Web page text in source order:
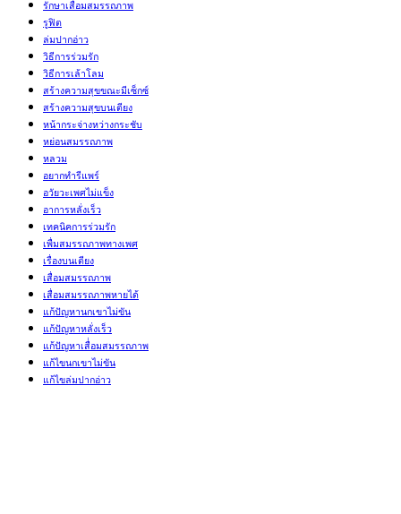
รักษาเสื่อมสมรรถภาพ
รูฟิต
ล่มปากอ่าว
วิธีการร่วมรัก
วิธีการเล้าโลม
สร้างความสุขขณะมีเซ็กซ์
สร้างความสุขบนเตียง
หน้ากระจ่างหว่างกระชับ
หย่อนสมรรถภาพ
หลวม
อยากทำรีแพร์
อวัยวะเพศไม่แข็ง
อาการหลั่งเร็ว
เทคนิคการร่วมรัก
เพื่มสมรรถภาพทางเพศ
เรื่องบนเตียง
เสื่อมสมรรถภาพ
เสื่อมสมรรถภาพหายได้
แก้ปัญหานกเขาไม่ขัน
แก้ปัญหาหลั่งเร็ว
แก้ปัญหาเสื่่อมสมรรถภาพ
แก้ไขนกเขาไม่ขัน
แก้ไขล่มปากอ่าว